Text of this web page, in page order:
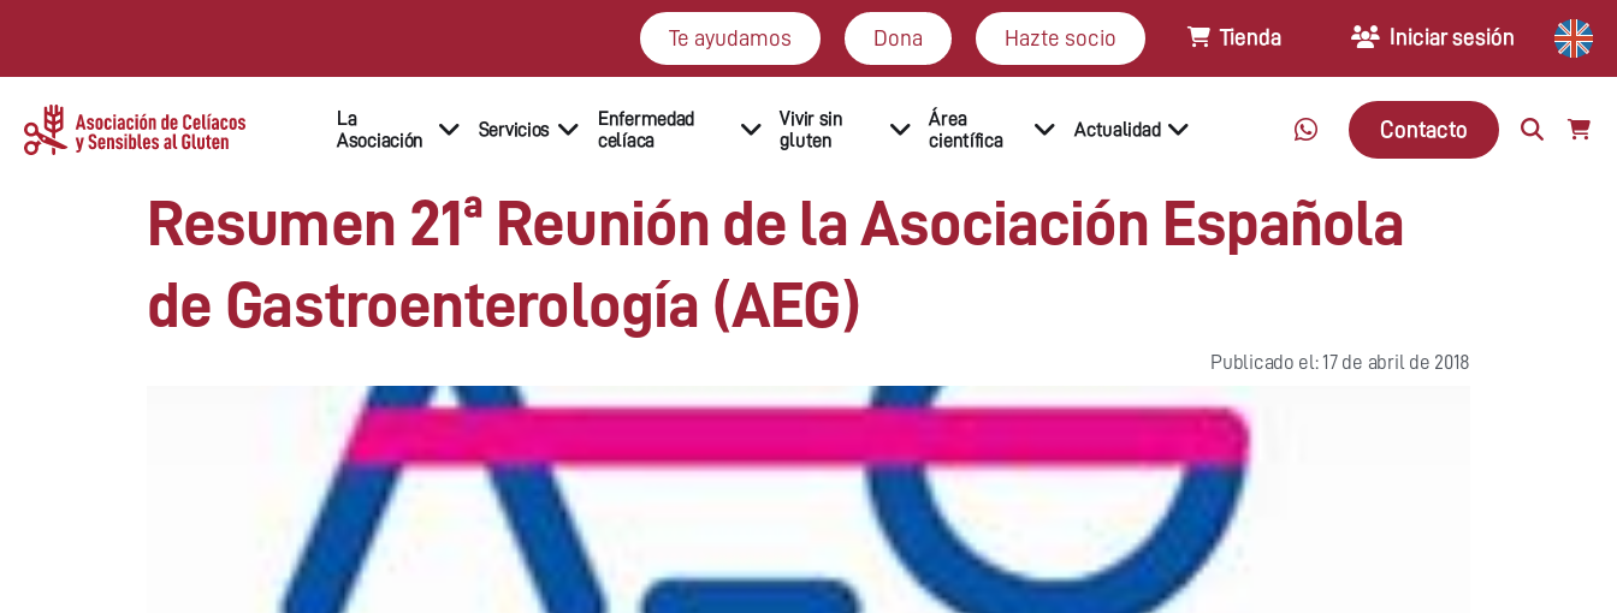
Te ayudamos Dona Hazte socio Tienda Iniciar sesión
La
Asociación
Servicios
Enfermedad
celíaca
Vivir sin
gluten
Área
científica
Actualidad Contacto
Resumen 21ª Reunión de la Asociación Española
de Gastroenterología (AEG)
Publicado el: 17 de abril de 2018